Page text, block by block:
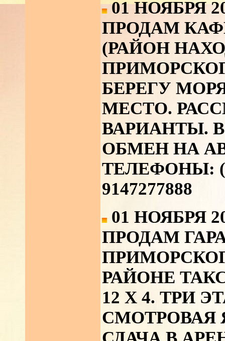
01 НОЯБРЯ
ПРОДАМ
(РАЙОН
БЕРЕГУ
МЕСТО.
ВАРИАНТЫ.
ОБМЕН НА
ТЕЛЕФОНЫ:
9147277888
01 НОЯБРЯ
ПРОДАМ
РАЙОНЕ
12 Х 4. ТРИ
СМОТРОВАЯ